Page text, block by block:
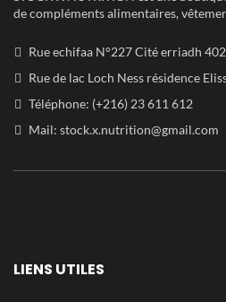
de compléments alimentaires,
Rue echifaa N°227 Cité erriadh
Rue de lac Loch Ness résidence
Téléphone: (+216) 23 611 612
Mail: stock.x.nutrition@gmail.com
LIENS UTILES